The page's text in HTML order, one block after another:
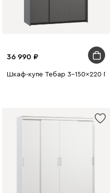
без зеркал
36 990
Шкаф-купе Тебар 3-150x220